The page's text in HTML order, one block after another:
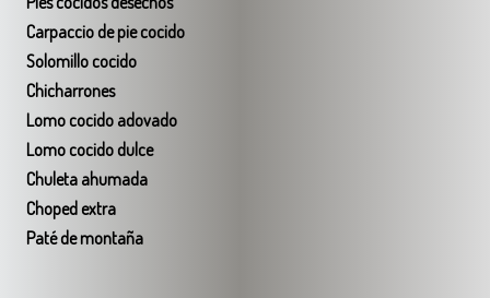
Carpaccio de pie cocido
Solomillo cocido
Chicharrones
Lomo cocido adovado
Lomo cocidodulce
Chuleta ahumada
Choped extra
Paté de montaña